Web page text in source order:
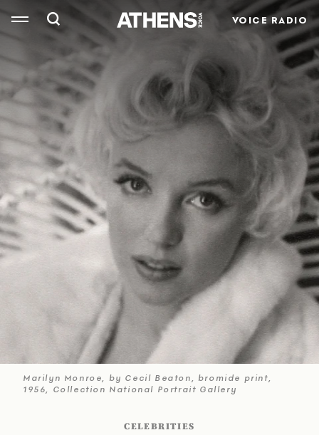
VOICE RADIO
Marilyn Monroe, by Cecil Beaton, bromide print,
1956, Collection National Portrait Gallery
CELEBRITIES